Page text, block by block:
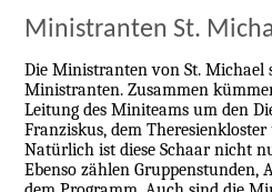
Ministranten St.
Die Ministranten von St. Michael
Ministranten. Zusammen
Leitung des Miniteams um den
Franziskus, dem
Natürlich ist diese Schaar nicht
Ebenso zählen Gruppenstunden,